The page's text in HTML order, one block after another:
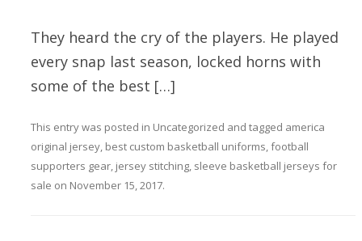
They heard the cry of the players. He played
every snap last season, locked horns with
some of the best […]
This entry was posted in Uncategorized and tagged america
original jersey, best custom basketball uniforms,football
supporters gear, jersey stitching, sleeve basketball jerseys for
sale on November 15, 2017.